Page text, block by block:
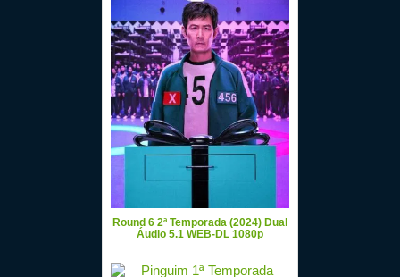
Round 6 2ª Temporada (2024) Dual
Áudio 5.1 WEB-DL 1080p